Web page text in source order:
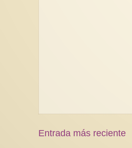
Entrada más reciente